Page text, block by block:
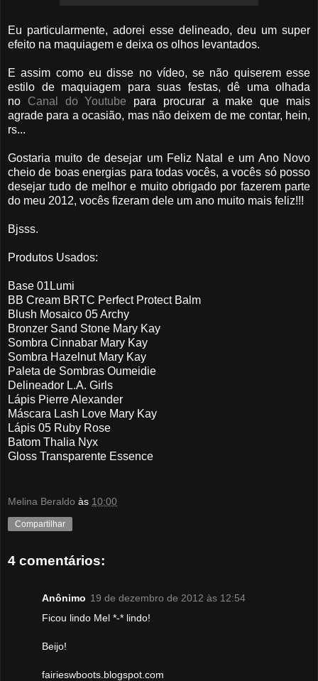
Eu particularmente, adorei esse delineado, deu um super
efeito na maquiagem e deixa os olhos levantados.
E assim como eu disse no vídeo, se não quiserem esse
estilo de maquiagem para suas festas, dê uma olhada
no Canal do Youtube para procurar a make que mais
agrade para a ocasião, mas não deixem de me contar, hein,
rs...
Gostaria muito de desejar um Feliz Natal e um Ano Novo
cheio de boas energias para todas vocês, a vocês só posso
desejar tudo de melhor e muito obrigado por fazerem parte
do meu 2012, vocês fizeram dele um ano muito mais feliz!!!
Bjsss.
Produtos Usados:
Base 01Lumi
BB Cream BRTC Perfect Protect Balm
Blush Mosaico 05 Archy
Bronzer Sand Stone Mary Kay
Sombra Cinnabar Mary Kay
Sombra Hazelnut Mary Kay
Paleta de Sombras Oumeidie
Delineador L.A. Girls
Lápis Pierre Alexander
Máscara Lash Love Mary Kay
Lápis 05 Ruby Rose
Batom Thalia Nyx
Gloss Transparente Essence
Melina Beraldo às 10:00
Compartilhar
4 comentários:
Anônimo 19 de dezembro de 2012 às 12:54
Ficou lindo Mel *-* lindo!
Beijo!
fairieswboots.blogspot.com